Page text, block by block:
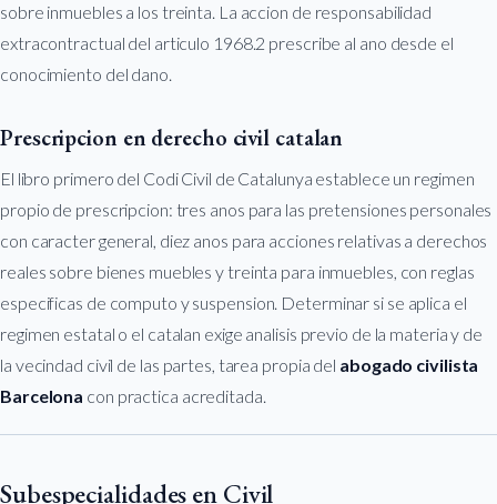
sobre inmuebles a los treinta. La accion de responsabilidad
extracontractual del articulo 1968.2 prescribe al ano desde el
conocimiento del dano.
Prescripcion en derecho civil catalan
El libro primero del Codi Civil de Catalunya establece un regimen
propio de prescripcion: tres anos para las pretensiones personales
con caracter general, diez anos para acciones relativas a derechos
reales sobre bienes muebles y treinta para inmuebles, con reglas
especificas de computo y suspension. Determinar si se aplica el
regimen estatal o el catalan exige analisis previo de la materia y de
la vecindad civil de las partes, tarea propia del abogado civilista
Barcelona con practica acreditada.
Subespecialidades en Civil